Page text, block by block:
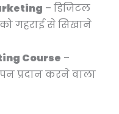
– डिजिटल
गहराई से सिखाने
Course –
प्रदान करने वाला